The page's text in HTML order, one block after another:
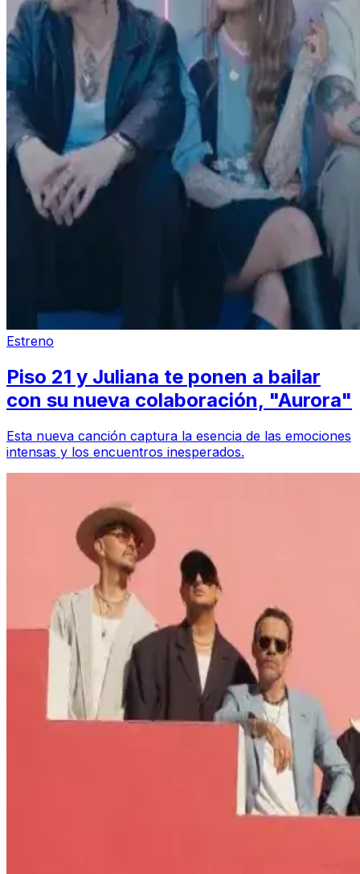
Estreno
Piso 21 y Juliana te ponen a bailar
con su nueva colaboración, "Aurora"
Esta nueva canción captura la esencia de las emociones
intensas y los encuentros inesperados.